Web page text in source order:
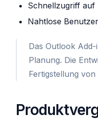
Schnellzugriff auf
Nahtlose
Das Outlook
Planung. Die
Fertigstellung